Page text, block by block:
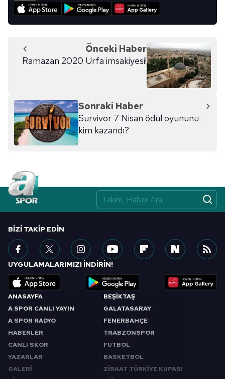
Önceki Haber
Ramazan 2020 Urfa imsakiyesi!
Sonraki Haber
Survivor 7 Nisan ödül oyununu
kim kazandı?
ANASAYFA
A SPOR CANLI YAYIN
A SPOR RADYO
HABERLER
CANLI SKOR
YAZARLAR
GALERİ
BEŞİKTAŞ
GALATASARAY
FENERBAHÇE
TRABZONSPOR
FUTBOL
BASKETBOL
ZİRAAT TÜRKİYE KUPASI
BIZI TAKIP EDIN
UYGULAMALARIMIZI İNDİRİN!